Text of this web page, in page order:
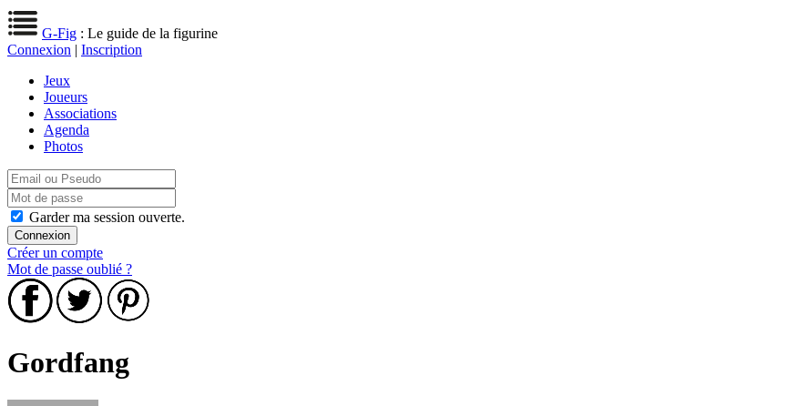
G-Fig : Le guide de la figurine
Connexion | Inscription
Jeux
Joueurs
Associations
Agenda
Photos
Garder ma session ouverte.
Créer un compte
Mot de passe oublié ?
Gordfang